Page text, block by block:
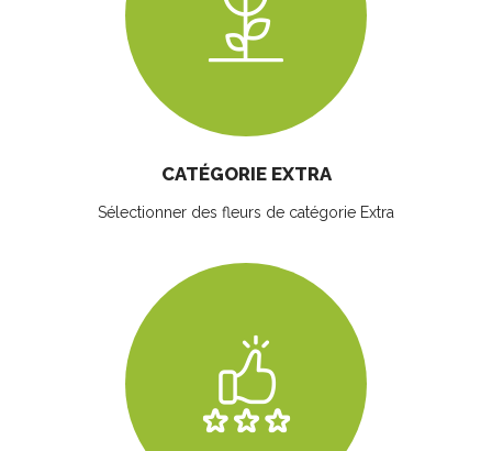
CATÉGORIE EXTRA
Sélectionner des fleurs de catégorie Extra